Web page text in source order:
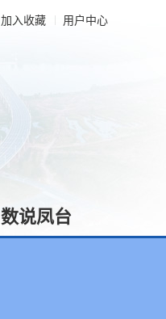
加入收藏 用户中心
数说凤台